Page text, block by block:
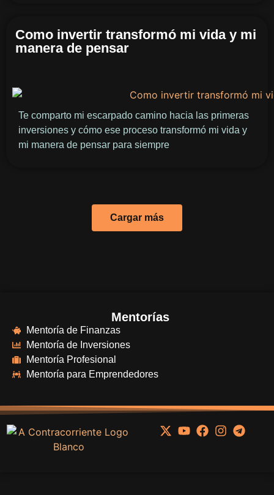
Como invertir transformó mi vida y mi
manera de pensar
Te comparto mi escarpado camino hacia las primeras
inversiones y cómo ese proceso transformó mi vida y
mi manera de pensar para siempre
Cargar más
Mentorías
Mentoría de Finanzas
Mentoría de Inversiones
Mentoría Profesional
Mentoría para Emprendedores